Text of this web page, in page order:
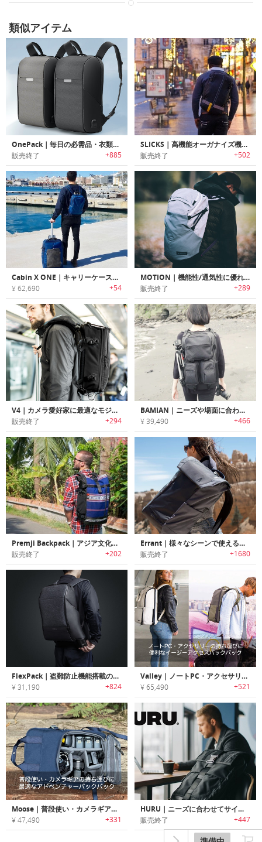
類似アイテム
OnePack｜毎日の必需品・衣類・モバイルデバイスのキャリーに便利な19の機能ポケット付きバックパック「ワンパック」
販売終了 +885
SLICKS｜高機能オーガナイズ機能搭載3WAYトラベルバックパック「スリックス」
販売終了 +502
Cabin X ONE｜キャリーケースに早変わりするハイブリッドバックパック「キャビンエックスワン」
¥ 62,690 +54
MOTION｜機能性/通気性に優れたデザインバックパック「モーション」
販売終了 +289
V4｜カメラ愛好家に最適なモジュラー式オーガナイザーを搭載したアドベンチャートラベルバックパック「ブイフォー」
販売終了 +294
BAMIAN｜ニーズや場面に合わせた調整が可能なMolleシステムバックパック「バミアン」
¥ 39,490 +466
Premji Backpack｜アジア文化を伝承する生地を使ったエスニックバックパック「プレムジ」
販売終了 +202
Errant｜様々なシーンで使えるミニマルデザインEDCバックパック「エラン」
販売終了 +1680
FlexPack｜盗難防止機能搭載の多機能ダッフル/バックパック「フレックスパック」シリーズ
¥ 31,190 +824
Valley｜ノートPC・アクセサリーの持ち運びに便利なイージーアクセスバックパック「バレー」
¥ 65,490 +521
Moose｜普段使い・カメラギアの持ち運びに最適なアドベンチャーバックパック「ムース」
¥ 47,490 +331
HURU｜ニーズに合わせてサイズ変更可能なタフユースバックパック「フル」
販売終了 +447